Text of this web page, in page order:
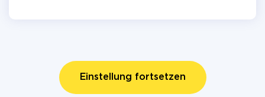
Einstellung fortsetzen